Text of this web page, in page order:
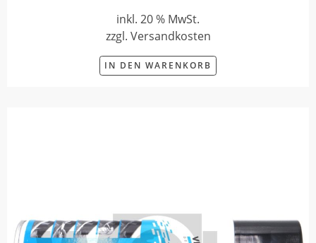
inkl. 20 % MwSt.
zzgl. Versandkosten
IN DEN WARENKORB